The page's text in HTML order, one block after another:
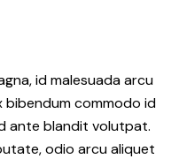
id malesuada arcu
bibendum commodo id
ante blandit volutpat.
odio arcu aliquet